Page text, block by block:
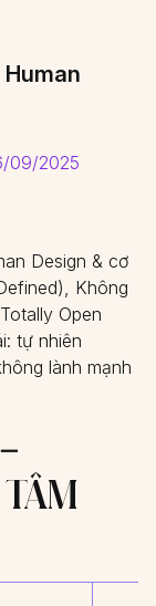
09/2025
Design & cơ
Không
Open
tự nhiên
lành mạnh